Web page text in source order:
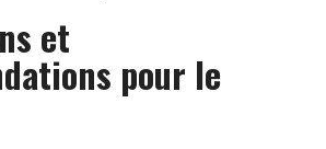
et
pour le